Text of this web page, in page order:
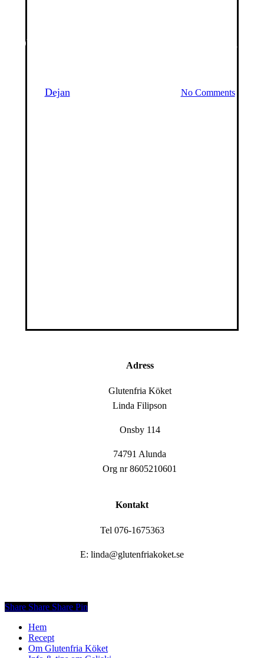
Sötpotatis soppa med fetaost &
Dejan No Comments
Adress
Glutenfria Köket
Linda Filipson
Onsby 114
74791 Alunda
Org nr 8605210601
Kontakt
Tel 076-1675363
E: linda@glutenfriakoket.se
Share
Share Share Share Pin
Close
Menu
Hem
Recept
Om Glutenfria Köket